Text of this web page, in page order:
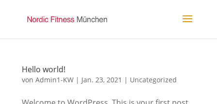
Hello world!
von Admin1-KW| Jan. 23, 2021 | Uncategorized